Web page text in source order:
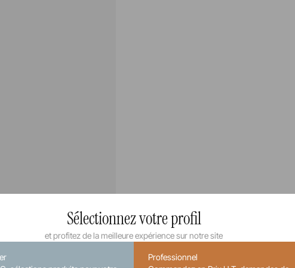
Sélectionnez votre profil
et profitez de la meilleure expérience sur notre site
Professionnel